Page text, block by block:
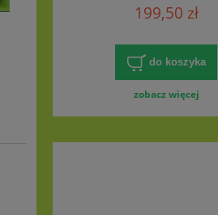
199,50 zł
do koszyka
zobacz więcej